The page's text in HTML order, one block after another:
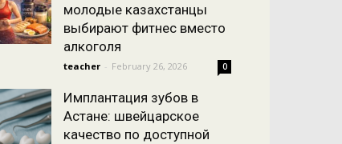
молодые казахстанцы
выбирают фитнес вместо
алкоголя
teacher - February 26, 2026 0
Имплантация зубов в
Астане: швейцарское
качество по доступной